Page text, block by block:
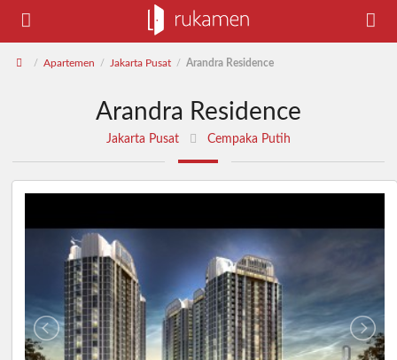
/ Apartemen / Jakarta Pusat / Arandra Residence
Arandra Residence
Jakarta Pusat Cempaka Putih